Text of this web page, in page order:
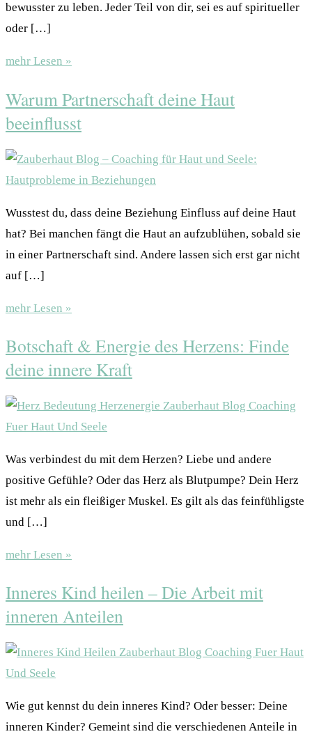
bewusster zu leben. Jeder Teil von dir, sei es auf spiritueller
oder […]
mehr Lesen »
Warum Partnerschaft deine Haut
beeinflusst
Wusstest du, dass deine Beziehung Einfluss auf deine Haut
hat? Bei manchen fängt die Haut an aufzublühen, sobald sie
in einer Partnerschaft sind. Andere lassen sich erst gar nicht
auf […]
mehr Lesen »
Botschaft & Energie des Herzens: Finde
deine innere Kraft
Was verbindest du mit dem Herzen? Liebe und andere
positive Gefühle? Oder das Herz als Blutpumpe? Dein Herz
ist mehr als ein fleißiger Muskel. Es gilt als das feinfühligste
und […]
mehr Lesen »
Inneres Kind heilen – Die Arbeit mit
inneren Anteilen
Wie gut kennst du dein inneres Kind? Oder besser: Deine
inneren Kinder? Gemeint sind die verschiedenen Anteile in